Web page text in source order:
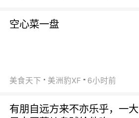
空心菜一盘
美食天下 美洲豹XF 6小时前
有朋自远方来不亦乐乎，一大